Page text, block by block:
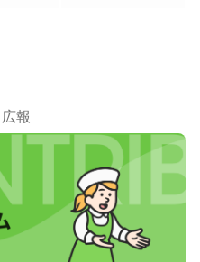
く、
がら、
装していくことを大切にして
報